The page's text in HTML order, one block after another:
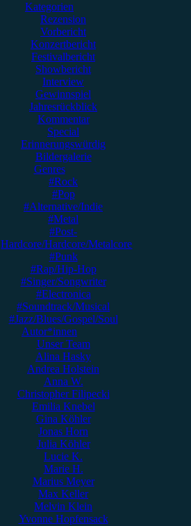
Kategorien
Rezension
Vorbericht
Konzertbericht
Festivalbericht
Showbericht
Interview
Gewinnspiel
Jahresrückblick
Kommentar
Special
Erinnerungswürdig
Bildergalerie
Genres
#Rock
#Pop
#Alternative/Indie
#Metal
#Post-
Hardcore/Hardcore/Metalcore
#Punk
#Rap/Hip-Hop
#Singer/Songwriter
#Electronica
#Soundtrack/Musical
#Jazz/Blues/Gospel/Soul
Autor*innen
Unser Team
Alina Hasky
Andrea Holstein
Anna W.
Christopher Filipecki
Emilia Knebel
Gina Köhler
Jonas Horn
Julia Köhler
Lucie K.
Marie H.
Marius Meyer
Max Keller
Melvin Klein
Yvonne Hopfensack